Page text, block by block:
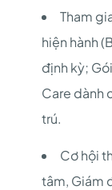
Tham
hiện hành
định kỳ;
Care dành
trú.
Cơ hội
tâm, Giám